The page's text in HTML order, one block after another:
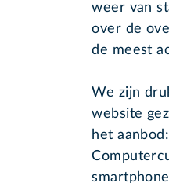
weer van
over de
de meest
We zijn
website
het aanbod: